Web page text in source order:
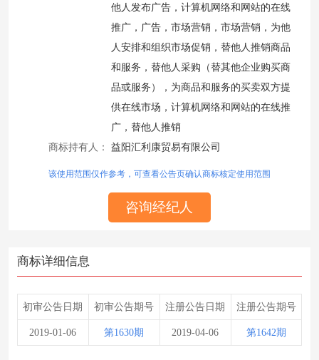
他人发布广告，计算机网络和网站的在线
推广，广告，市场营销，市场营销，为他
人安排和组织市场促销，替他人推销商品
和服务，替他人采购（替其他企业购买商
品或服务），为商品和服务的买卖双方提
供在线市场，计算机网络和网站的在线推
广，替他人推销
商标持有人：
益阳汇利康贸易有限公司
该使用范围仅作参考，可查看公告页确认商标核定使用范围
咨询经纪人
商标详细信息
初审公告日期 初审公告期号 注册公告日期 注册公告期号
2019-01-06 第1630期 2019-04-06 第1642期